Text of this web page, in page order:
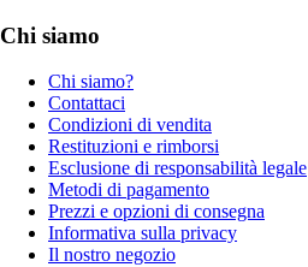
Chi siamo
Chi siamo?
Contattaci
Condizioni di vendita
Restituzioni e rimborsi
Esclusione di responsabilità legale
Metodi di pagamento
Prezzi e opzioni di consegna
Informativa sulla privacy
Il nostro negozio